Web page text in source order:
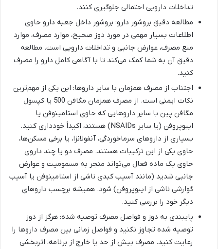
تداخلات دارویی احتمالی جلوگیری کنند.
مطالعه دقیق بروشور دارو: بروشور داخل جعبه دارو حاوی
اطلاعات بسیار مهمی در مورد دوز صحیح، موارد مصرف، موارد
منع مصرف، عوارض جانبی و تداخلات دارویی است. مطالعه
دقیق آن به شما کمک می‌کند تا با آگاهی کامل دارو را مصرف
کنید.
اجتناب از مصرف همزمان با سایر داروها: این یکی از مهم‌ترین
نکات ایمنی است. از مصرف همزمان مگافن 500 یا کپسول
مگافن پین با سایر داروهایی که حاوی استامینوفن یا
ایبوپروفن (یا سایر NSAIDs) هستند، اکیداً خودداری کنید.
بسیاری از داروهای سرماخوردگی، آنفولانزا، یا برخی مسکن‌ها،
حاوی یکی از این ترکیبات هستند. مصرف دو یا چند داروی
حاوی یک ماده فعال می‌تواند منجر به مسمومیت و عوارض
جانبی شدید (مانند آسیب کبدی ناشی از استامینوفن یا آسیب
گوارشی ناشی از ایبوپروفن) شود. همیشه برچسب داروهای
دیگر خود را بررسی کنید.
پایبندی به دوز و فواصل مصرف توصیه شده: هرگز از دوز
توصیه شده تجاوز نکنید و فواصل زمانی بین مصرف داروها را
رعایت کنید. مصرف بیش از حد یا خارج از برنامه، اثربخشی